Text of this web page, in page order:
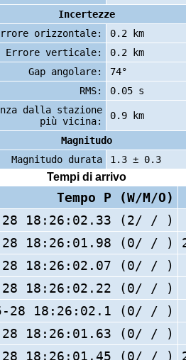
Incertezze
orizzontale:
0.2 km
Errore verticale:
0.2 km
Gap angolare:
74°
RMS:
0.05 s
dalla stazione
più vicina:
0.9 km
Magnitudo
Magnitudo durata
1.3 ± 0.3
Tempi di arrivo
Tempo P (W/M/O)
28 18:26:02.33 (2/ / )
28 18:26:01.98 (0/ / )
28 18:26:02.07 (0/ / )
28 18:26:02.22 (0/ / )
28 18:26:02.1 (0/ / )
28 18:26:01.63 (0/ / )
28 18:26:01.45 (0/ / )